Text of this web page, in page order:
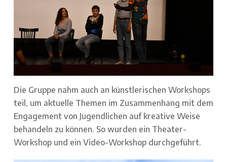
Die Gruppe nahm auch an künstlerischen Workshops
teil, um aktuelle Themen im Zusammenhang mit dem
Engagement von Jugendlichen auf kreative Weise
behandeln zu können. So wurden ein Theater-
Workshop und ein Video-Workshop durchgeführt.